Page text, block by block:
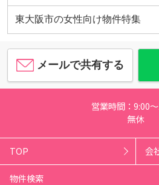
東大阪市の女性向け物件特集
メールで共有する
営業時間：9:00
無休
TOP 会
物件検索